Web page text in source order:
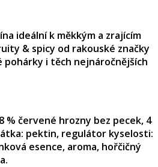
ideální k měkkým a zrajícím
& spicy od rakouské značky
pohárky i těch nejnáročnějších
% červené hrozny bez pecek, 4
pektin, regulátor kyselosti:
esence, aroma, hořčičný